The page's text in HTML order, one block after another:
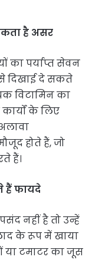
है असर
का पर्याप्त सेवन
दिखाई दे सकते
विटामिन का
कार्यों के लिए
होते हैं, जो
हैं।
हैं फायदे
नहीं है तो उन्हें
के रूप में खाया
या टमाटर का जूस